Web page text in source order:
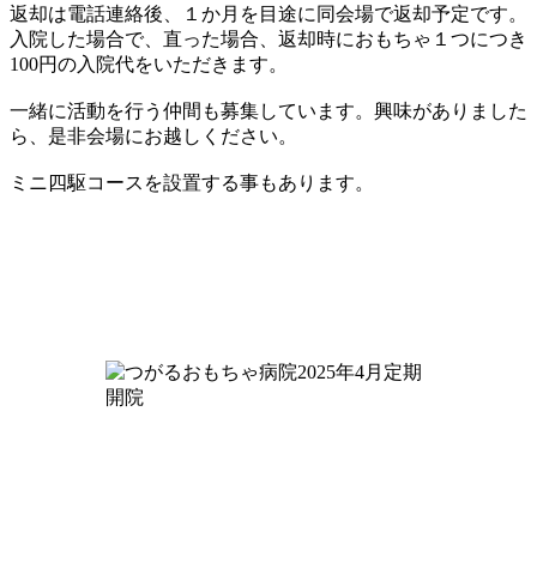
返却は電話連絡後、１か月を目途に同会場で返却予定です。
入院した場合で、直った場合、返却時におもちゃ１つにつき
100円の入院代をいただきます。
一緒に活動を行う仲間も募集しています。興味がありました
ら、是非会場にお越しください。
ミニ四駆コースを設置する事もあります。